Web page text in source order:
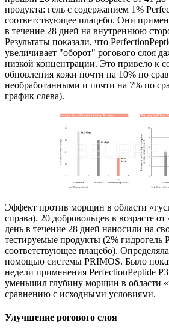
продукта: гель с содержанием 1%
соответствующее плацебо. Они
в течение 28 дней на внутреннюю
Результаты показали, что
увеличивает "оборот" рогового слоя
низкой концентрации. Это привело к
обновления кожи почти на 10% по
необработанными и почти на 7% по
график слева).
Эффект против морщин в области
справа). 20 добровольцев в возрасте
день в течение 28 дней наносили на
тестируемые продукты (2% гидрогель
соответствующее плацебо).
помощью системы PRIMOS. Было
недели применения PerfectionPeptide
уменьшил глубину морщин в области
сравнению с исходными условиями.
Улучшение рогового слоя